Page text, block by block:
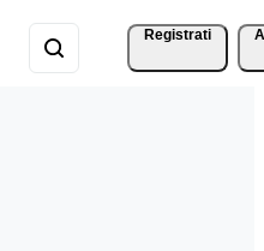
Registrati